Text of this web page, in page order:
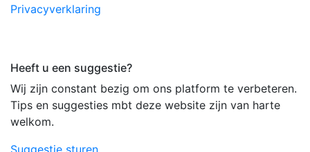
Privacyverklaring
Heeft u een suggestie?
Wij zijn constant bezig om ons platform te verbeteren.
Tips en suggesties mbt deze website zijn van harte
welkom.
Suggestie sturen